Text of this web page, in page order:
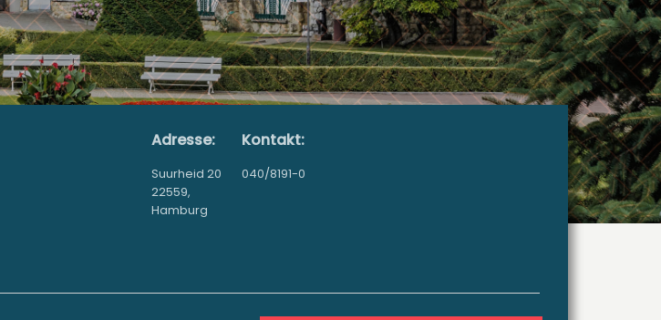
Adresse:
Suurheid 20
22559,
Hamburg
Kontakt:
040/8191-0